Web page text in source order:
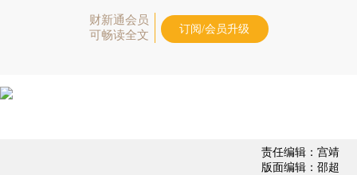
财新通会员
可畅读全文
订阅/会员升级
责任编辑：宫靖
版面编辑：邵超